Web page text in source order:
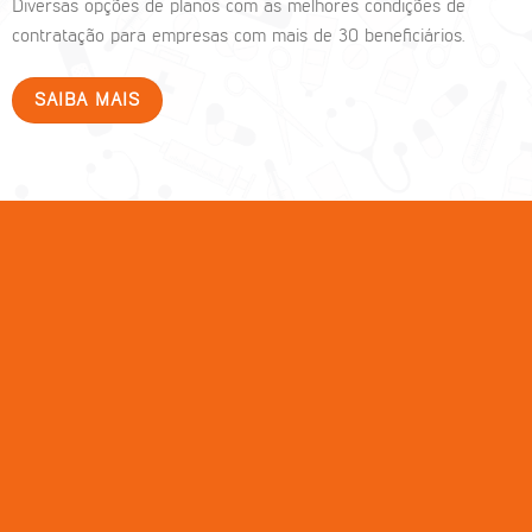
Diversas opções de planos com as melhores condições de
contratação para empresas com mais de 30 beneficiários.
SAIBA MAIS